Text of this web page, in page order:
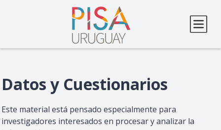
Datos y Cuestionarios
Este material está pensado especialmente para
investigadores interesados en procesar y analizar la